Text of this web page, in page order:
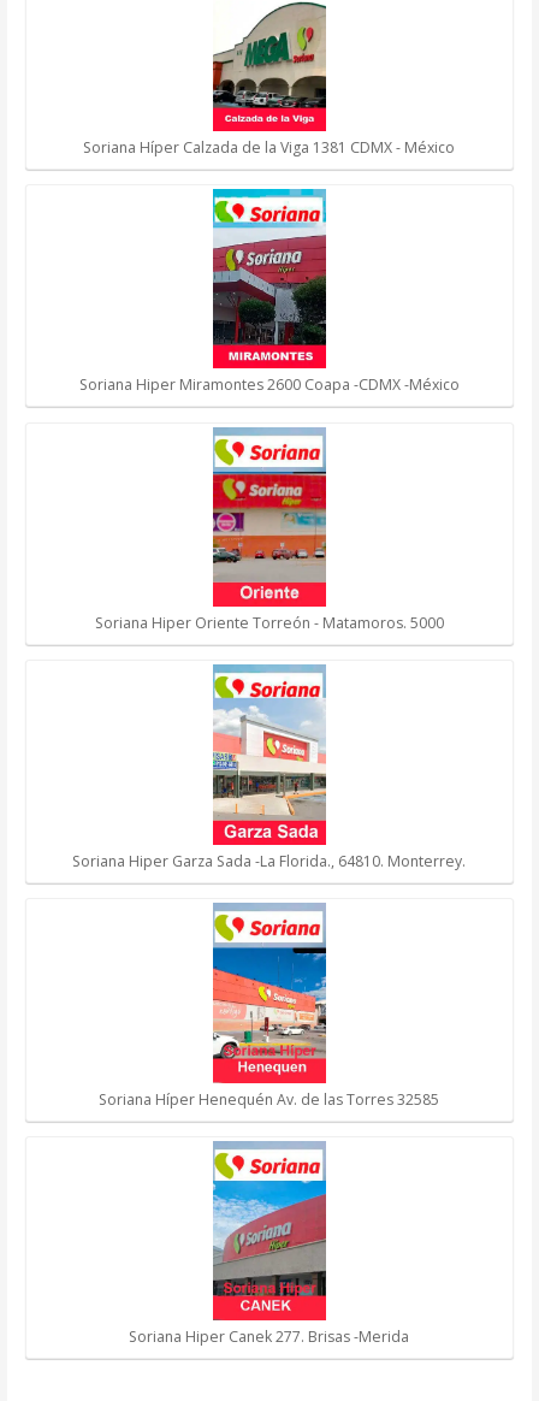
Soriana Híper Calzada de la Viga 1381 CDMX - México
Soriana Hiper Miramontes 2600 Coapa -CDMX -México
Soriana Hiper Oriente Torreón - Matamoros. 5000
Soriana Hiper Garza Sada -La Florida., 64810. Monterrey.
Soriana Híper Henequén Av. de las Torres 32585
Soriana Hiper Canek 277. Brisas -Merida